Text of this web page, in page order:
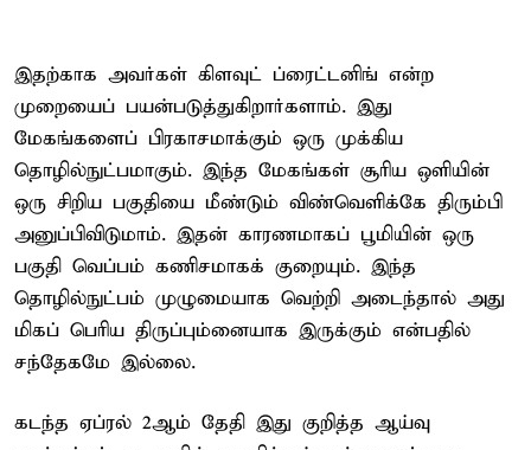
இதற்காக அவர்கள் கிளவுட் ப்ரைட்டனிங் என்ற
முறையைப் பயன்படுத்துகிறார்களாம். இது
மேகங்களைப் பிரகாசமாக்கும் ஒரு முக்கிய
தொழில்நுட்பமாகும். இந்த மேகங்கள் சூரிய ஒளியின்
ஒரு சிறிய பகுதியை மீண்டும் விண்வெளிக்கே திரும்பி
அனுப்பிவிடுமாம். இதன் காரணமாகப் பூமியின் ஒரு
பகுதி வெப்பம் கணிசமாகக் குறையும். இந்த
தொழில்நுட்பம் முழுமையாக வெற்றி அடைந்தால் அது
மிகப் பெரிய திருப்பும்னையாக இருக்கும் என்பதில்
சந்தேகமே இல்லை.
கடந்த ஏப்ரல் 2ஆம் தேதி இது குறித்த ஆய்வு